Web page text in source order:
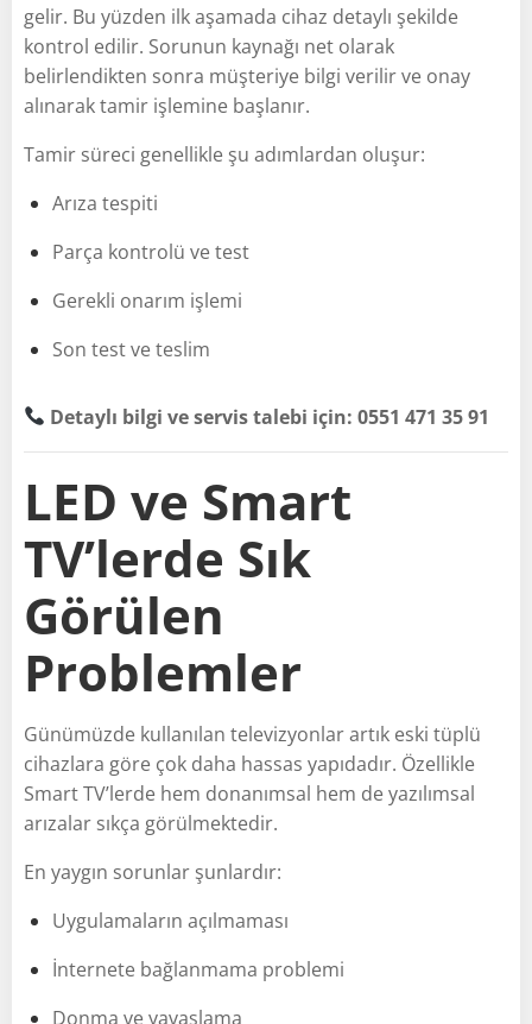
gelir. Bu yüzden ilk aşamada cihaz detaylı şekilde
kontrol edilir. Sorunun kaynağı net olarak
belirlendikten sonra müşteriye bilgi verilir ve onay
alınarak tamir işlemine başlanır.
Tamir süreci genellikle şu adımlardan oluşur:
Arıza tespiti
Parça kontrolü ve test
Gerekli onarım işlemi
Son test ve teslim
Detaylı bilgi ve servis talebi için: 0551 471 35 91
LED ve Smart
TV’lerde Sık
Görülen
Problemler
Günümüzde kullanılan televizyonlar artık eski tüplü
cihazlara göre çok daha hassas yapıdadır. Özellikle
Smart TV’lerde hem donanımsal hem de yazılımsal
arızalar sıkça görülmektedir.
En yaygın sorunlar şunlardır:
Uygulamaların açılmaması
İnternete bağlanmama problemi
Donma ve yavaşlama